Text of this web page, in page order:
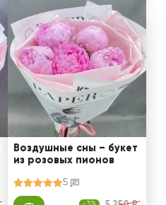
Воздушные сны – букет
из розовых пионов
5